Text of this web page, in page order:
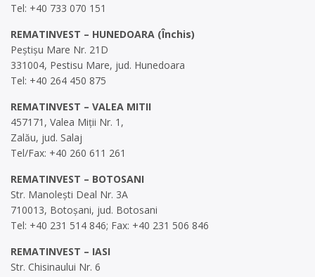
Tel: +40 733 070 151
REMATINVEST – HUNEDOARA (Închis)
Peștișu Mare Nr. 21D
331004, Pestisu Mare, jud. Hunedoara
Tel: +40 264 450 875
REMATINVEST – VALEA MITII
457171, Valea Miții Nr. 1,
Zalău, jud. Salaj
Tel/Fax: +40 260 611 261
REMATINVEST – BOTOSANI
Str. Manolești Deal Nr. 3A
710013, Botoșani, jud. Botosani
Tel: +40 231 514 846; Fax: +40 231 506 846
REMATINVEST – IASI
Str. Chisinaului Nr. 6